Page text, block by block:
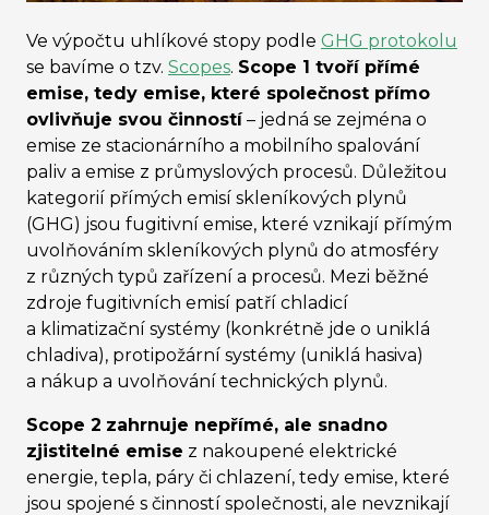
Ve výpočtu uhlíkové stopy podle GHG protokolu
se bavíme o tzv. Scopes. Scope 1 tvoří přímé
emise, tedy emise, které společnost přímo
ovlivňuje svou činností – jed ná se zejména o
emise ze stacionárního a mobilního spalování
paliv a emise z průmyslových procesů. Důležitou
kategorií přímých emisí skleníkových plynů
(GHG) jsou fugitivní emise, které vznikají přímým
uvolňováním skleníkových plynů do atmosféry
z různých typů zařízení a procesů. Mezi běžné
zdroje fugitivních emisí patří chladicí
a klimatizační systémy (konkrétně jde o uniklá
chladiva), protipožární systémy (uniklá hasiva)
a nákup a uvolňování technických plynů.
Scope 2 zahrnuje nepřímé, ale snadno
zjistitelné emise z nakoupené elektrické
energie, tepla, páry či chlazení, tedy emise, které
jsou spojené s činností společnosti, ale nevznikají